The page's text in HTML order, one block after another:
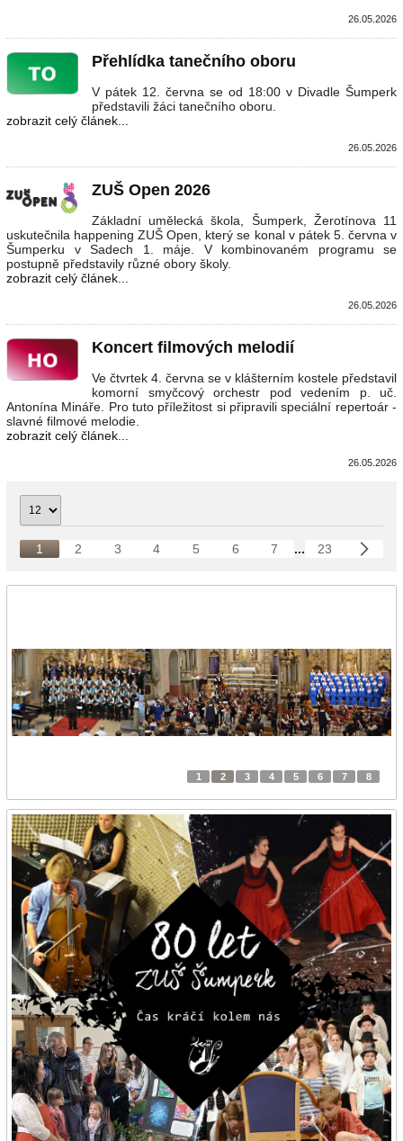
1 2 3 4 5 6 7 8
26.05.2026
Přehlídka tanečního oboru
V pátek 12. června se od 18:00 v Divadle Šumperk
představili žáci tanečního oboru.
zobrazit celý článek...
26.05.2026
ZUŠ Open 2026
Základní umělecká škola, Šumperk, Žerotínova 11
uskutečnila happening ZUŠ Open, který se konal v pátek 5. června v
Šumperku v Sadech 1. máje. V kombinovaném programu se
postupně představily různé obory školy.
zobrazit celý článek...
26.05.2026
Koncert filmových melodií
Ve čtvrtek 4. června se v klášterním kostele představil
komorní smyčcový orchestr pod vedením p. uč.
Antonína Mináře. Pro tuto příležitost si připravili speciální repertoár -
slavné filmové melodie.
zobrazit celý článek...
26.05.2026
1 2 3 4 5 6 7 ... 23